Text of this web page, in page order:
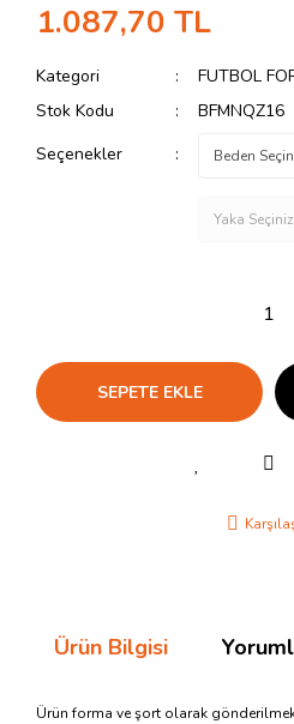
1.087,70 TL
Kategori
FUTBOL
Stok Kodu
BFMNQZ16
Seçenekler
SEPETE EKLE
Ürün Bilgisi
Ürün forma ve şort olarak